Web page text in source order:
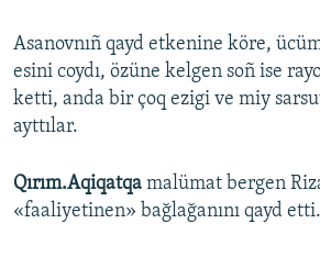
Asanovnıñ qayd etkenine köre,
esini coydı, özüne kelgen soñ ise
ketti, anda bir çoq ezigi ve miy
ayttılar.
Qırım.Aqiqatqa malümat bergen
«faaliyetinen» bağlağanını qayd etti.